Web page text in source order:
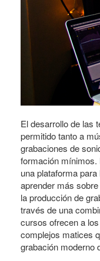
El desarrollo de las
permitido tanto a
grabaciones de
formación mínimos.
una plataforma
aprender más
la producción de
través de una
cursos ofrecen a
complejos matices
grabación moderno